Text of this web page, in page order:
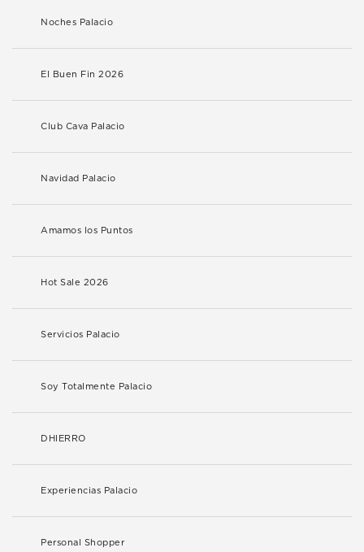
Noches Palacio
El Buen Fin 2026
Club Cava Palacio
Navidad Palacio
Amamos los Puntos
Hot Sale 2026
Servicios Palacio
Soy Totalmente Palacio
DHIERRO
Experiencias Palacio
Personal Shopper